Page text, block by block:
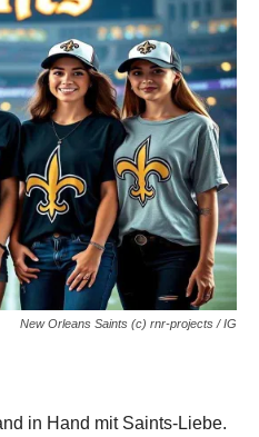
New Orleans Saints (c) rnr-projects / IG
in Hand mit Saints-Liebe.